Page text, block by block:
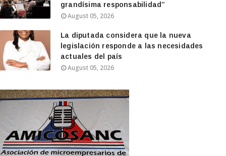
grandísima responsabilidad”
August 05, 2026
La diputada considera que la nueva
legislación responde a las necesidades
actuales del país
August 05, 2026